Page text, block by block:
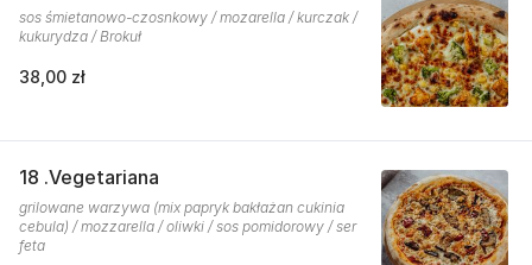
sos śmietanowo-czosnkowy / mozarella / kurczak /
kukurydza / Brokuł
38,00 zł
18 .Vegetariana
grilowane warzywa (mix papryk bakłażan cukinia
cebula) / mozzarella / oliwki / sos pomidorowy / ser
feta